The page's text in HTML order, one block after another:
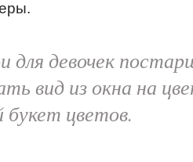
для девочек
вид из окна на
букет цветов.